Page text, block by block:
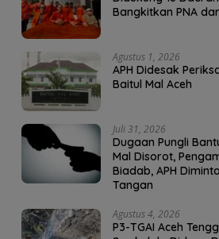
Bangkitkan PNA
Agustus 1, 2026
APH Didesak
Baitul Mal Aceh
Juli 31, 2026
Dugaan Pungli
Mal Disorot,
Biadab, APH
Tangan
Agustus 4, 2026
P3-TGAI Aceh